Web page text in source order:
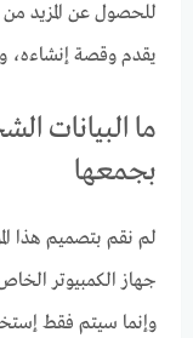
للحصول عن المزيد من
يقدم وقصة إنشاءه،
ما البيانات
بجمعها
لم نقم بتصميم هذا
جهاز الكمبيوتر
وإنما سيتم فقط